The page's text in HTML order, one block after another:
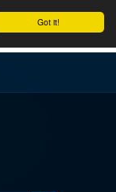
Got it!